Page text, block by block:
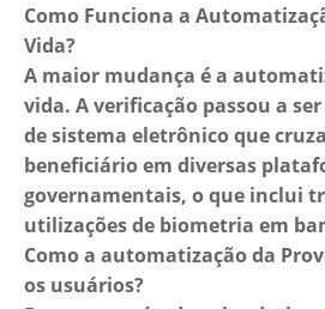
Como Funciona a
Vida?
A maior mudança é a
vida. A verificação passou a
de sistema eletrônico que
beneficiário em diversas
governamentais, o que inclui
utilizações de biometria em
Como a automatização da
os usuários?